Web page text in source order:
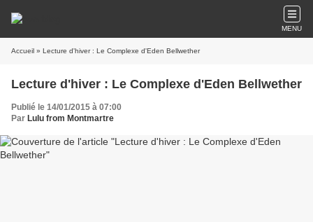
MENU
Accueil » Lecture d'hiver : Le Complexe d'Eden Bellwether
Lecture d'hiver : Le Complexe d'Eden Bellwether
Publié le 14/01/2015 à 07:00
Par Lulu from Montmartre